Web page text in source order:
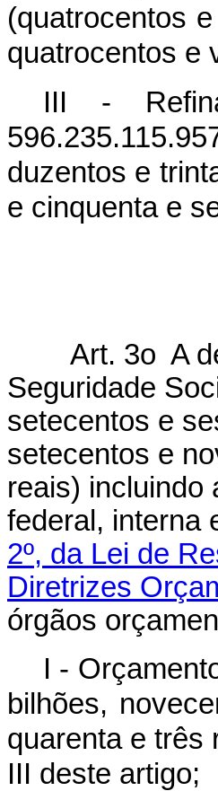
(quatrocentos
quatrocentos e
III -
duzentos e
e cinquenta e
Art. 3o A
Seguridade
setecentos e
setecentos e
reais) incluindo
federal, interna
2º, da Lei de
Diretrizes
órgãos
I -
bilhões,
quarenta e três
III deste artigo;